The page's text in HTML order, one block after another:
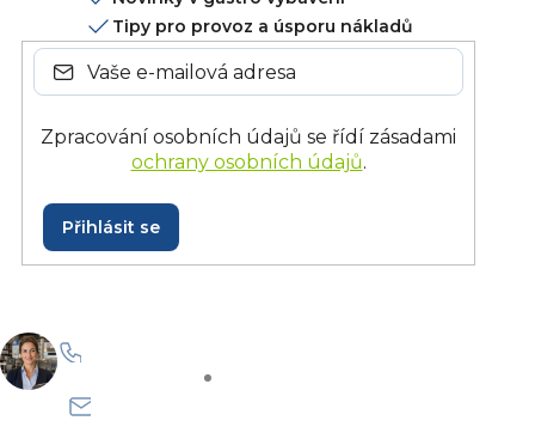
Tipy pro provoz a úsporu nákladů
Zpracování osobních údajů se řídí zásadami
ochrany osobních údajů.
Přihlásit se